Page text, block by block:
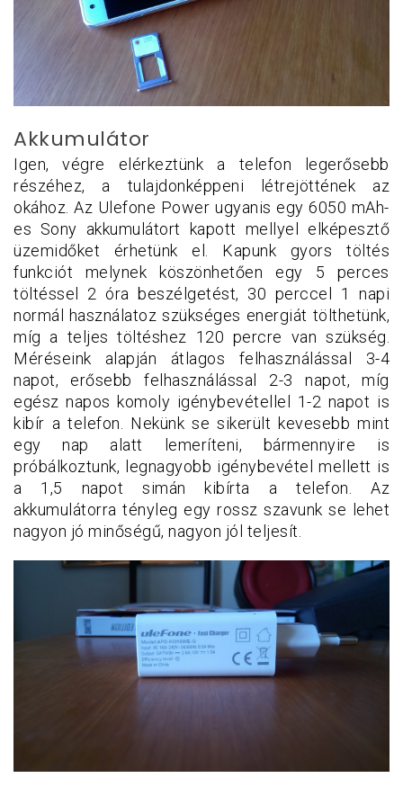
Akkumulátor
Igen, végre elérkeztünk a telefon legerősebb
részéhez, a tulajdonképpeni létrejöttének az
okához. Az Ulefone Power ugyanis egy 6050 mAh-
es Sony akkumulátort kapott mellyel elképesztő
üzemidőket érhetünk el. Kapunk gyors töltés
funkciót melynek köszönhetően egy 5 perces
töltéssel 2 óra beszélgetést, 30 perccel 1 napi
normál használatoz szükséges energiát tölthetünk,
míg a teljes töltéshez 120 percre van szükség.
Méréseink alapján átlagos felhasználással 3-4
napot, erősebb felhasználással 2-3 napot, míg
egész napos komoly igénybevétellel 1-2 napot is
kibír a telefon. Nekünk se sikerült kevesebb mint
egy nap alatt lemeríteni, bármennyire is
próbálkoztunk, legnagyobb igénybevétel mellett is
a 1,5 napot simán kibírta a telefon. Az
akkumulátorra tényleg egy rossz szavunk se lehet
nagyon jó minőségű, nagyon jól teljesít.